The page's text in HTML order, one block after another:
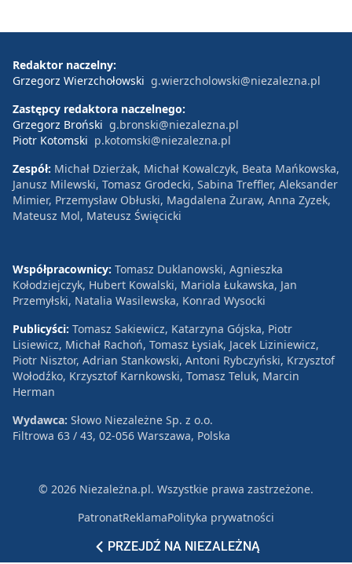
PRZEJDŹ NA NIEZALEŻNĄ
Redaktor naczelny:
Grzegorz Wierzchołowski g.wierzcholowski@niezalezna.pl
Zastępcy redaktora naczelnego:
Grzegorz Broński g.bronski@niezalezna.pl
Piotr Kotomski p.kotomski@niezalezna.pl
Zespół: Michał Dzierżak, Michał Kowalczyk, Beata Mańkowska,
Janusz Milewski, Tomasz Grodecki, Sabina Treffler, Aleksander
Mimier, Przemysław Obłuski, Magdalena Żuraw, Anna Zyzek,
Mateusz Mol, Mateusz Święcicki
Współpracownicy: Tomasz Duklanowski, Agnieszka
Kołodziejczyk, Hubert Kowalski, Mariola Łukawska, Jan
Przemyłski, Natalia Wasilewska, Konrad Wysocki
Publicyści: Tomasz Sakiewicz, Katarzyna Gójska, Piotr
Lisiewicz, Michał Rachoń, Tomasz Łysiak, Jacek Liziniewicz,
Piotr Nisztor, Adrian Stankowski, Antoni Rybczyński, Krzysztof
Wołodźko, Krzysztof Karnkowski, Tomasz Teluk, Marcin
Herman
Wydawca: Słowo Niezależne Sp. z o.o.
Filtrowa 63 / 43, 02-056 Warszawa, Polska
© 2026 Niezależna.pl. Wszystkie prawa zastrzeżone.
PatronatReklamaPolityka prywatności